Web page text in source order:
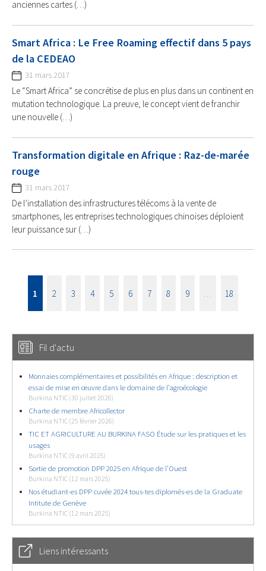
anciennes cartes (…)
Smart Africa : Le Free Roaming effectif dans 5 pays
de la CEDEAO
31 mars 2017
Le “Smart Africa” se concrétise de plus en plus dans un continent en
mutation technologique. La preuve, le concept vient de franchir
une nouvelle (…)
Transformation digitale en Afrique : Raz-de-marée
rouge
31 mars 2017
De l’installation des infrastructures télécoms à la vente de
smartphones, les entreprises technologiques chinoises déploient
leur puissance sur (…)
1 2 3 4 5 6 7 8 9 18
Fil d'actu
Monnaies complémentaires et possibilités en Afrique : description et
essai de mise en œuvre dans le domaine de l’agroécologie
Burkina NTIC (30 juillet 2026)
Charte de membre Africollector
Burkina NTIC (25 février 2026)
TIC ET AGRICULTURE AU BURKINA FASO Étude sur les pratiques et les
usages
Burkina NTIC (9 avril 2025)
Sortie de promotion DPP 2025 en Afrique de l’Ouest
Burkina NTIC (12 mars 2025)
Nos étudiant-es DPP cuvée 2024 tous-tes diplomés-es de la Graduate
Intitute de Genève
Burkina NTIC (12 mars 2025)
Liens intéressants